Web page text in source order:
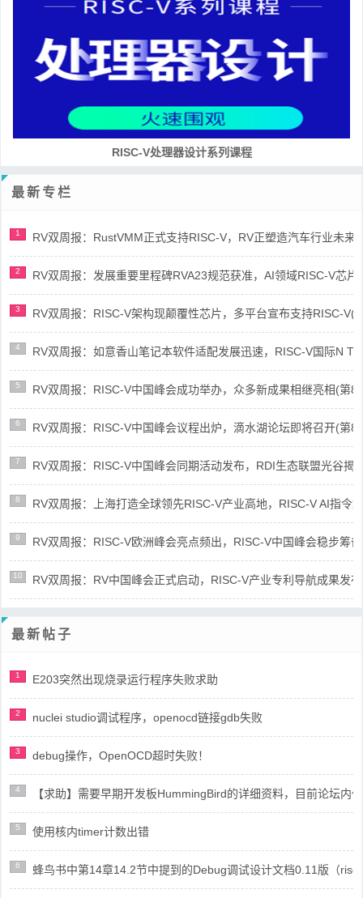
RISC-V处理器设计系列课程
最新专栏
1 RV双周报：RustVMM正式支持RISC-V，RV正塑造汽车行业未来
2 RV双周报：发展重要里程碑RVA23规范获准，AI领域RISC-V芯
3 RV双周报：RISC-V架构现颠覆性芯片，多平台宣布支持RISC-V(
4 RV双周报：如意香山笔记本软件适配发展迅速，RISC-V国际N
5 RV双周报：RISC-V中国峰会成功举办，众多新成果相继亮相(第
6 RV双周报：RISC-V中国峰会议程出炉，滴水湖论坛即将召开(第
7 RV双周报：RISC-V中国峰会同期活动发布，RDI生态联盟光谷揭
8 RV双周报：上海打造全球领先RISC-V产业高地，RISC-V AI指令
9 RV双周报：RISC-V欧洲峰会亮点频出，RISC-V中国峰会稳步筹
10 RV双周报：RV中国峰会正式启动，RISC-V产业专利导航成果发
最新帖子
1 E203突然出现烧录运行程序失败求助
2 nuclei studio调试程序，openocd链接gdb失败
3 debug操作，OpenOCD超时失败！
4 【求助】需要早期开发板HummingBird的详细资料，目前论坛内
5 使用核内timer计数出错
6 蜂鸟书中第14章14.2节中提到的Debug调试设计文档0.11版（